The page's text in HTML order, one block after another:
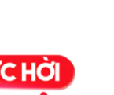
Osmo Pocket 4